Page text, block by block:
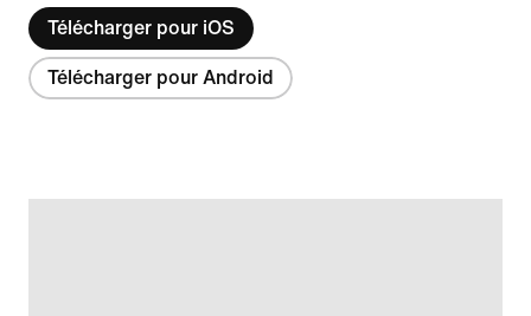
Télécharger pour iOS
Télécharger pour Android